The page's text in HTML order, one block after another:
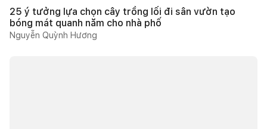
25 ý tưởng lựa chọn cây trồng lối đi sân vườn tạo
bóng mát quanh năm cho nhà phố
Nguyễn Quỳnh Hương